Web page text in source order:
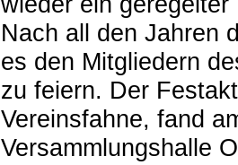
Nach all den Jahren
es den Mitgliedern
zu feiern. Der
Vereinsfahne, fand
Versammlungshalle